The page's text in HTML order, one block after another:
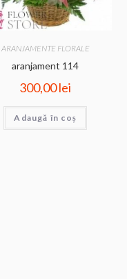
ARANJAMENTE FLORALE
aranjament 114
300,00lei
Adaugă în coș